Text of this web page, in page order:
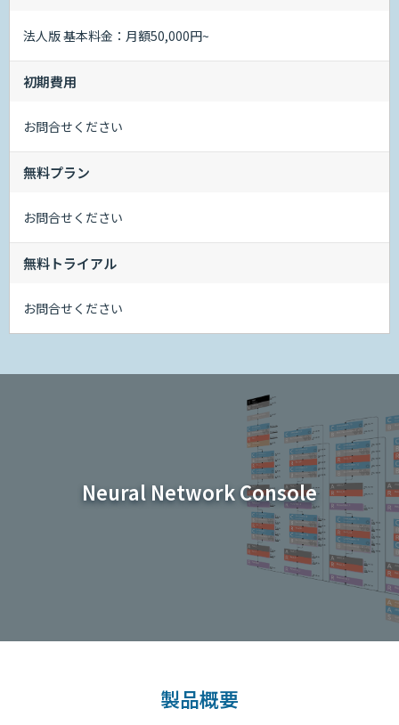
法人版 基本料金：月額50,000円~
初期費用
お問合せください
無料プラン
お問合せください
無料トライアル
お問合せください
Neural Network Console
製品概要